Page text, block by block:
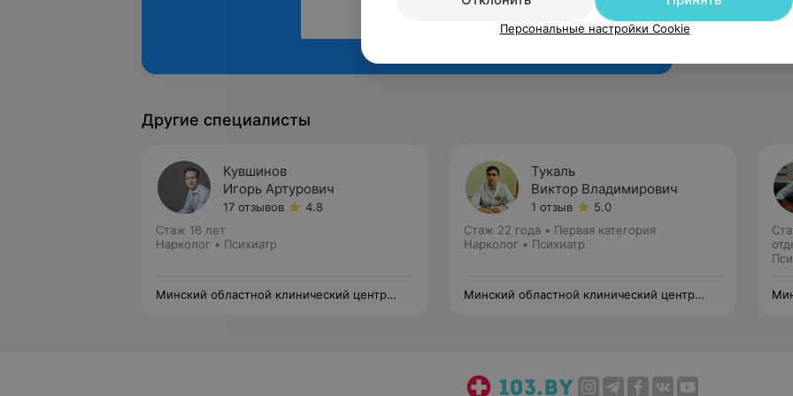
Рекомендую
Другие специалисты
Кувшинов
Игорь Артурович
17 отзывов
4.8
Стаж 16 лет
Нарколог • Психиатр
Минский областной клинический центр
Тукаль
Виктор Владимирович
1 отзыв
5.0
Стаж 22 года • Первая категория
Нарколог • Психиатр
Минский областной клинический центр
Персональные настройки Cookie